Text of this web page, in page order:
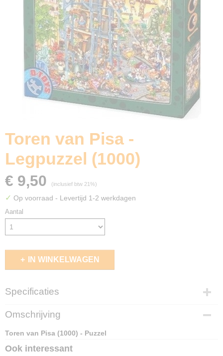
Toren van Pisa -
Legpuzzel (1000)
€ 9,50 (inclusief btw 21%)
✓ Op voorraad - Levertijd 1-2 werkdagen
Aantal
IN WINKELWAGEN
Specificaties
EAN code
5947502861218
Omschrijving
Toren van Pisa (1000) - Puzzel
Ook interessant